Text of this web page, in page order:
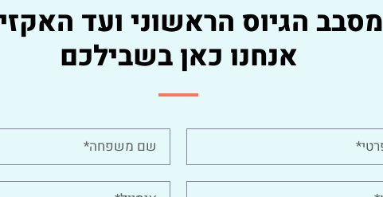
מסבב הגיוס הראשוני ועד
אנחנו כאן בשבילכם